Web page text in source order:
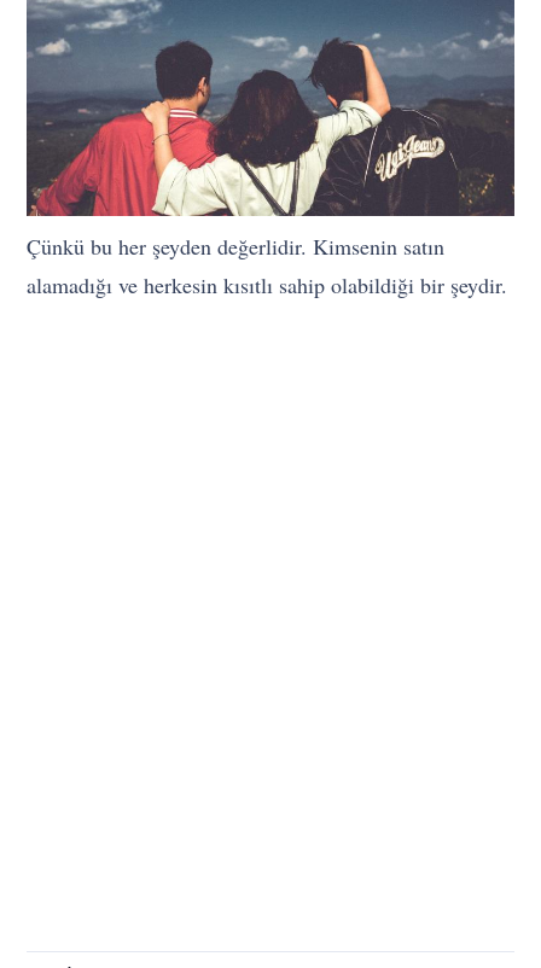
Çünkü bu her şeyden değerlidir. Kimsenin satın
alamadığı ve herkesin kısıtlı sahip olabildiği bir şeydir.